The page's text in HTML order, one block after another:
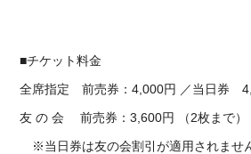
■チケット料金
全席指定 前売券：4,000円 ／当日券
友 の 会 前売券：3,600円 （2枚まで）
※当日券は友の会割引が適用されませ